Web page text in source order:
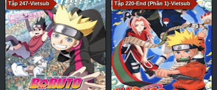
Tập 247-Vietsub Tập 220-End (Phần 1)-Vietsub